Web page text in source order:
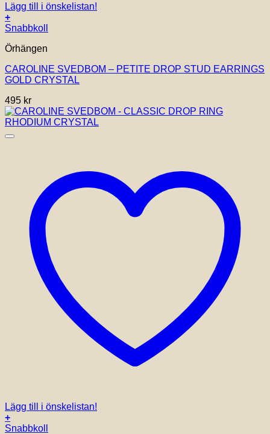
Lägg till i önskelistan!
+
Snabbkoll
Örhängen
CAROLINE SVEDBOM – PETITE DROP STUD EARRINGS
GOLD CRYSTAL
495 kr
Lägg till i önskelistan!
+
Snabbkoll